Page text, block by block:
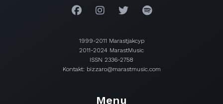
1999-2011 Marastjakcyp
2011-2024 MarastMusic
ISSN 2336-2758
Kontakt: bizzaro@marastmusic.com
Menu